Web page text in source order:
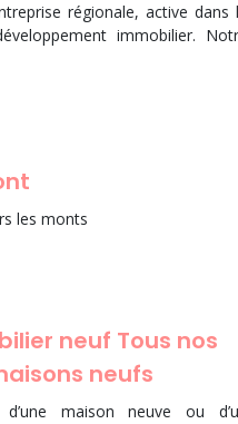
régionale, active dans
immobilier.
les monts
neuf Tous nos
neufs
maison neuve ou